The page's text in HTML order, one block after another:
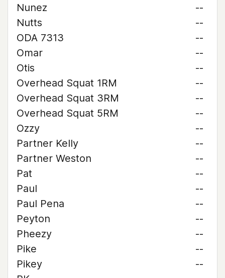
Nunez
--
Nutts
--
ODA 7313
--
Omar
--
Otis
--
Overhead Squat 1RM
--
Overhead Squat 3RM
--
Overhead Squat 5RM
--
Ozzy
--
Partner Kelly
--
Partner Weston
--
Pat
--
Paul
--
Paul Pena
--
Peyton
--
Pheezy
--
Pike
--
Pikey
--